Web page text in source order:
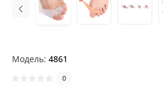
Модель: 4861
0